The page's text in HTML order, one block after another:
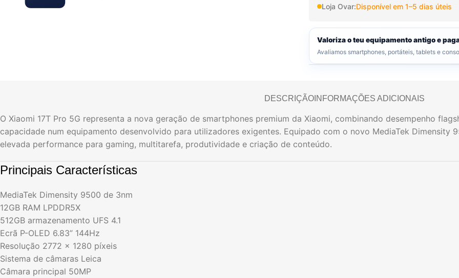
Loja Ovar:Disponível em 1–5 dias úteis
Valoriza o teu equipamento antigo e
Avaliamos smartphones, portáteis, tablets e
DESCRIÇÃOINFORMAÇÕES ADICIONAIS
O Xiaomi 17T Pro 5G representa a nova geração de smartphones premium da Xiaomi, combinando desempenho
capacidade num equipamento desenvolvido para utilizadores exigentes. Equipado com o novo MediaTek Dimensity
elevada performance para gaming, multitarefa, produtividade e criação de conteúdo.
Principais Características
MediaTek Dimensity 9500 de 3nm
12GB RAM LPDDR5X
512GB armazenamento UFS 4.1
Ecrã P-OLED 6.83” 144Hz
Resolução 2772 x 1280 píxeis
Sistema de câmaras Leica
Câmara principal 50MP